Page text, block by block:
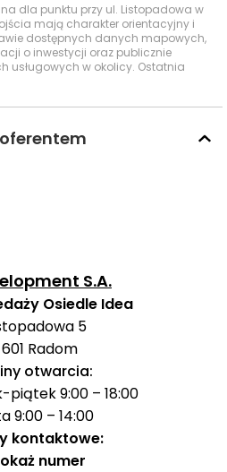
ma realny, ale
publicznego, oparty
sensowniejszą ofertą
dojściu pieszym.
edukacja, sport,
1487 m
1843 m
dla punktu przy ul. Listopadowa w
mają charakter orientacyjny i
dostępnych danych mapowych,
o inwestycji oraz publicznie
usługowych w okolicy. Ostatnia
S.A.
Osiedle Idea
5
Radom
otwarcia:
piątek 9:00 – 18:00
9:00 – 14:00
kontaktowe:
numer